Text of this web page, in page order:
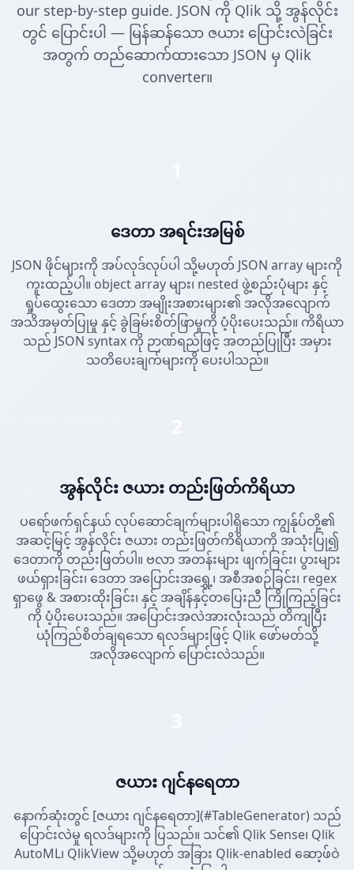
our step-by-step guide. JSON ကို Qlik သို့ အွန်လိုင်း
တွင် ပြောင်းပါ — မြန်ဆန်သော ဇယား ပြောင်းလဲခြင်း
အတွက် တည်ဆောက်ထားသော JSON မှ Qlik
converter။
ဒေတာ အရင်းအမြစ်
JSON ဖိုင်များကို အပ်လုဒ်လုပ်ပါ သို့မဟုတ် JSON array များကို
ကူးထည့်ပါ။ object array များ၊ nested ဖွဲ့စည်းပုံများ နှင့်
ရှုပ်ထွေးသော ဒေတာ အမျိုးအစားများ၏ အလိုအလျောက်
အသိအမှတ်ပြုမှု နှင့် ခွဲခြမ်းစိတ်ဖြာမှုကို ပံ့ပိုးပေးသည်။ ကိရိယာ
သည် JSON syntax ကို ဉာဏ်ရည်ဖြင့် အတည်ပြုပြီး အမှား
သတိပေးချက်များကို ပေးပါသည်။
အွန်လိုင်း ဇယား တည်းဖြတ်ကိရိယာ
ပရော်ဖက်ရှင်နယ် လုပ်ဆောင်ချက်များပါရှိသော ကျွန်ုပ်တို့၏
အဆင့်မြင့် အွန်လိုင်း ဇယား တည်းဖြတ်ကိရိယာကို အသုံးပြု၍
ဒေတာကို တည်းဖြတ်ပါ။ ဗလာ အတန်းများ ဖျက်ခြင်း၊ ပွားများ
ဖယ်ရှားခြင်း၊ ဒေတာ အပြောင်းအရွှေ့၊ အစီအစဉ်ခြင်း၊ regex
ရှာဖွေ & အစားထိုးခြင်း၊ နှင့် အချိန်နှင့်တပြေးညီ ကြိုကြည့်ခြင်း
ကို ပံ့ပိုးပေးသည်။ အပြောင်းအလဲအားလုံးသည် တိကျပြီး
ယုံကြည်စိတ်ချရသော ရလဒ်များဖြင့် Qlik ဖော်မတ်သို့
အလိုအလျောက် ပြောင်းလဲသည်။
ဇယား ဂျင်နရေတာ
နောက်ဆုံးတွင် [ဇယား ဂျင်နရေတာ](#TableGenerator) သည်
ပြောင်းလဲမှု ရလဒ်များကို ပြသည်။ သင်၏ Qlik Sense၊ Qlik
AutoML၊ QlikView သို့မဟုတ် အခြား Qlik-enabled ဆော့ဖ်ဝဲ